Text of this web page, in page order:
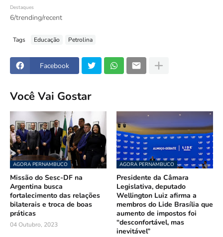
Destaques
6/trending/recent
Tags Educação Petrolina
Facebook
Você Vai Gostar
AGORA PERNAMBUCO
Missão do Sesc-DF na
Argentina busca
fortalecimento das relações
bilaterais e troca de boas
práticas
04 Outubro, 2023
AGORA PERNAMBUCO
Presidente da Câmara
Legislativa, deputado
Wellington Luiz afirma a
membros do Lide Brasília que
aumento de impostos foi
“desconfortável, mas
inevitável”